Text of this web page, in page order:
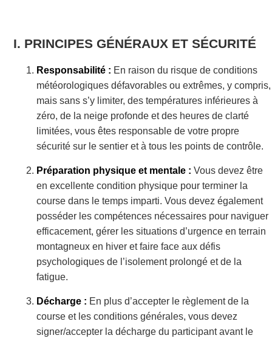
PRINCIPES GÉNÉRAUX ET SÉCURITÉ
Responsabilité : En raison du risque de conditions
météorologiques défavorables ou extrêmes, y compris,
mais sans s’y limiter, des températures inférieures à
zéro, de la neige profonde et des heures de clarté
limitées, vous êtes responsable de votre propre
sécurité sur le sentier et à tous les points de contrôle.
Préparation physique et mentale : Vous devez être
en excellente condition physique pour terminer la
course dans le temps imparti. Vous devez également
posséder les compétences nécessaires pour naviguer
efficacement, gérer les situations d’urgence en terrain
montagneux en hiver et faire face aux défis
psychologiques de l’isolement prolongé et de la
fatigue.
Décharge : En plus d’accepter le règlement de la
course et les conditions générales, vous devez
signer/accepter la décharge du participant avant le